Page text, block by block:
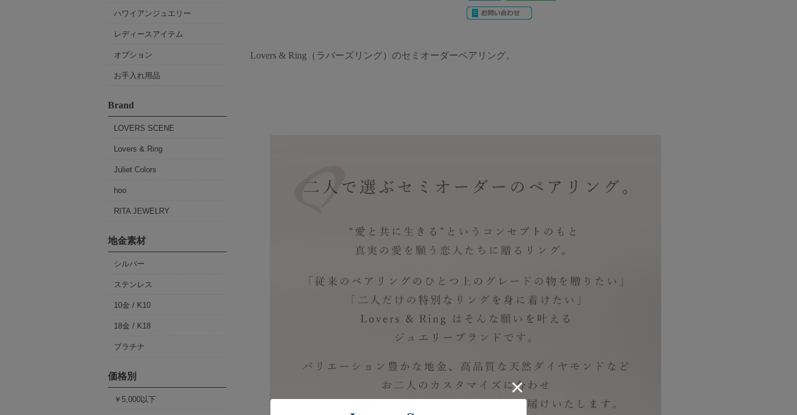
Lovers & Ring（ラバーズリング）のセミオーダーペアリング。
ハワイアンジュエリー
レディースアイテム
オプション
お手入れ用品
Brand
LOVERS SCENE
Lovers & Ring
Juliet Colors
hoo
RITA JEWELRY
地金素材
シルバー
ステンレス
10金 / K10
18金 / K18
プラチナ
価格別
￥5,000以下